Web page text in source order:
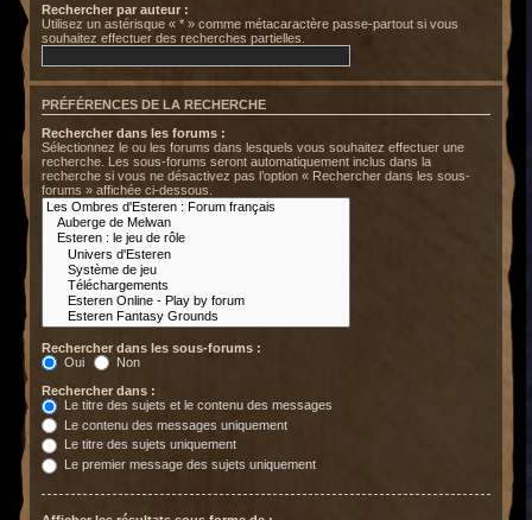
Rechercher par auteur :
Utilisez un astérisque « * » comme métacaractère passe-partout si vous
souhaitez effectuer des recherches partielles.
PRÉFÉRENCES DE LA RECHERCHE
Rechercher dans les forums :
Sélectionnez le ou les forums dans lesquels vous souhaitez effectuer une
recherche. Les sous-forums seront automatiquement inclus dans la
recherche si vous ne désactivez pas l’option « Rechercher dans les sous-
forums » affichée ci-dessous.
Rechercher dans les sous-forums :
Oui
Non
Rechercher dans :
Le titre des sujets et le contenu des messages
Le contenu des messages uniquement
Le titre des sujets uniquement
Le premier message des sujets uniquement